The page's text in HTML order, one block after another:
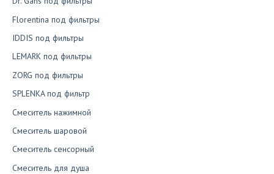
Florentina под фильтры
IDDIS под фильтры
LEMARK под фильтры
ZORG под фильтры
SPLENKA под фильтр
Смеситель нажимной
Смеситель шаровой
Смеситель сенсорный
Смеситель для душа